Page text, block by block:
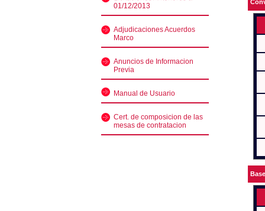
01/12/2013
Adjudicaciones Acuerdos
Marco
Anuncios de Informacion
Previa
Manual de Usuario
Cert. de composicion de las
mesas de contratacion